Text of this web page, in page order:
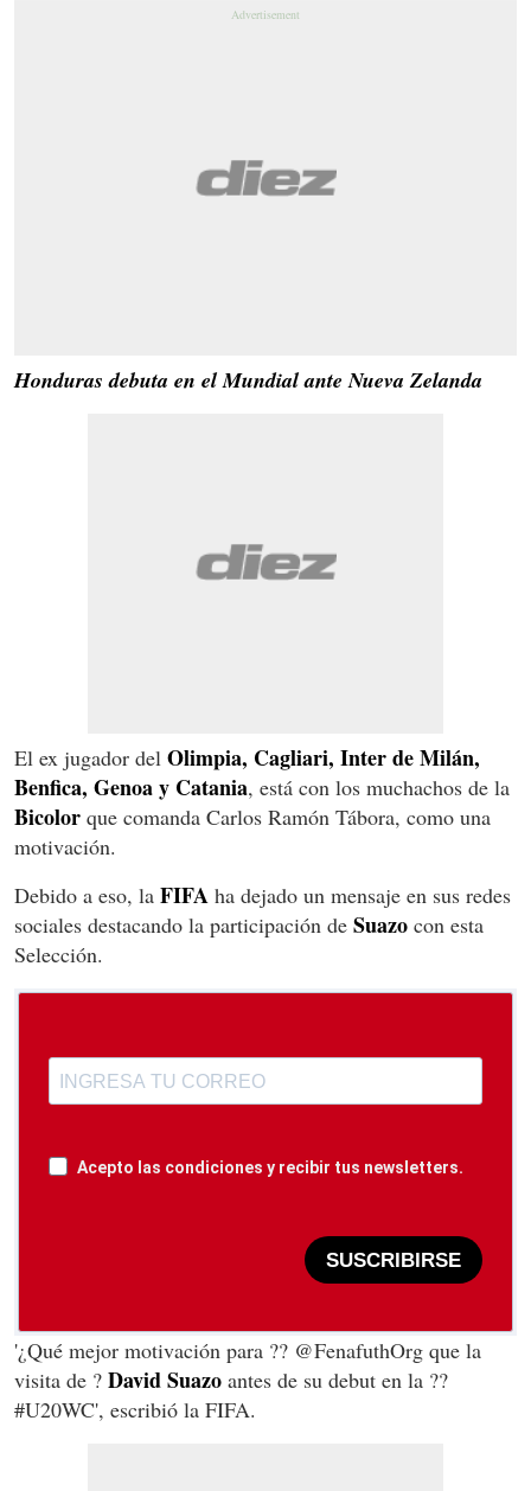
Honduras debuta en el Mundial ante Nueva Zelanda
El ex jugador del Olimpia, Cagliari, Inter de Milán,
Benfica, Genoa y Catania, está con los muchachos de la
Bicolor que comanda Carlos Ramón Tábora, como una
motivación.
Debido a eso, la FIFA ha dejado un mensaje en sus redes
sociales destacando la participación de Suazo con esta
Selección.
Acepto las condiciones y recibir tus newsletters.
SUSCRIBIRSE
'¿Qué mejor motivación para ?? @FenafuthOrg que la
visita de ? David Suazo antes de su debut en la ??
#U20WC', escribió la FIFA.